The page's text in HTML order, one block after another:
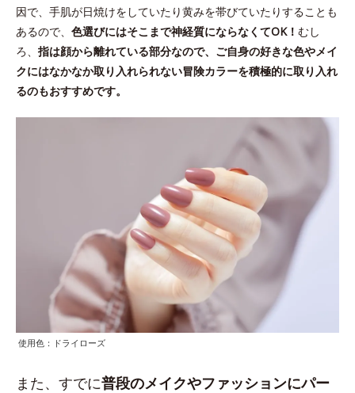
因で、手肌が日焼けをしていたり黄みを帯びていたりすることも
あるので、 色選びにはそこまで神経質にならなくてOK！ むし
ろ、 指は顔から離れている部分なので、ご自身の好きな色やメイ
クにはなかなか取り入れられない冒険カラーを積極的に取り入れ
るのもおすすめです。
使用色：ドライローズ
また、すでに普段のメイクやファッションにパー